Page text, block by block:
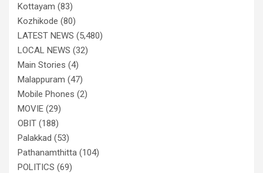
Kottayam (83)
Kozhikode (80)
LATEST NEWS (5,480)
LOCAL NEWS (32)
Main Stories (4)
Malappuram (47)
Mobile Phones (2)
MOVIE (29)
OBIT (188)
Palakkad (53)
Pathanamthitta (104)
POLITICS (69)